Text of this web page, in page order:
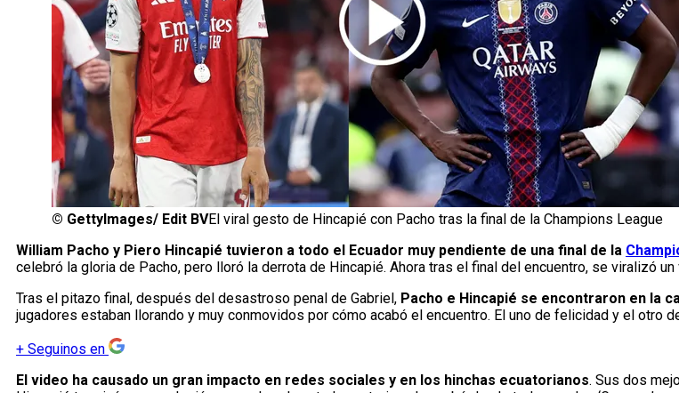
© GettyImages/ Edit BVEl viral gesto de Hincapié con Pacho tras la final de la Champions League
William Pacho y Piero Hincapié tuvieron a todo el Ecuador muy pendiente de una final de la
celebró la gloria de Pacho, pero lloró la derrota de Hincapié. Ahora tras el final del encuentro, se viralizó un
Tras el pitazo final, después del desastroso penal de Gabriel, Pacho e Hincapié se encontraron en la
jugadores estaban llorando y muy conmovidos por cómo acabó el encuentro. El uno de felicidad y el otro
+ Seguinos en
El video ha causado un gran impacto en redes sociales y en los hinchas ecuatorianos. Sus dos